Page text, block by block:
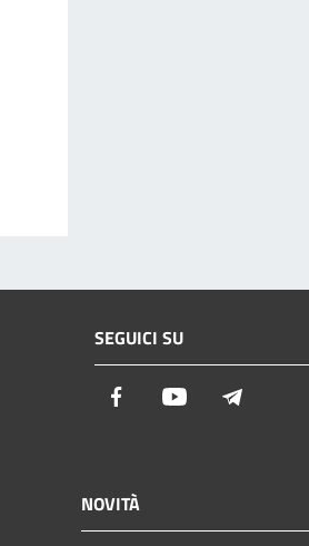
SEGUICI SU
Facebook Youtube
NOVITÀ